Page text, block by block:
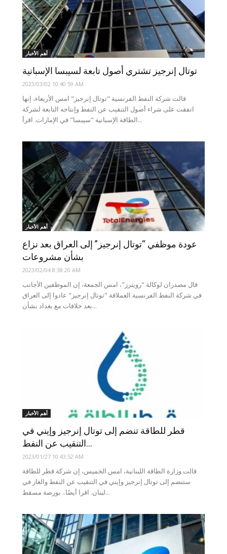
أهم الأخبار
توتال إنرجيز تشتري أصول تابعة لسيبسا الإسبانية
2023/03/02 10:40:59 AM
قالت شركة النفط الفرنسية "توتال إنرجيز" امس الأربعاء، إنها
اتفقت على شراء أصول التنقيب عن النفط وإنتاجه التابعة لشركة
الطاقة الإسبانية "سيبسا" في الإمارات. اقرأ...
أهم الأخبار
عودة موظفي “توتال إنرجيز” إلى العراق بعد نزاع
بشأن مشروعات
2023/02/04 8:38:20 AM
قال مصدران لوكالة "رويترز"، امس الجمعة، إن الموظفين الأجانب
في شركة النفط الفرنسية العملاقة "توتال إنرجيز" عادوا إلى العراق
بعد خلافات مع بغداد بشأن...
أهم الأخبار
قطر للطاقة تنضم إلى توتال إنرجيز وإيني في
التنقيب عن النفط...
2023/01/27 10:43:52 AM
قالت وزارة الطاقة اللبنانية، امس الخميس، إن شركة قطر للطاقة
ستنضم إلى توتال إنرجيز وإيني في التنقيب عن النفط والغاز في
لبنان. اقرا أيضًا.. بورصة مسقط...